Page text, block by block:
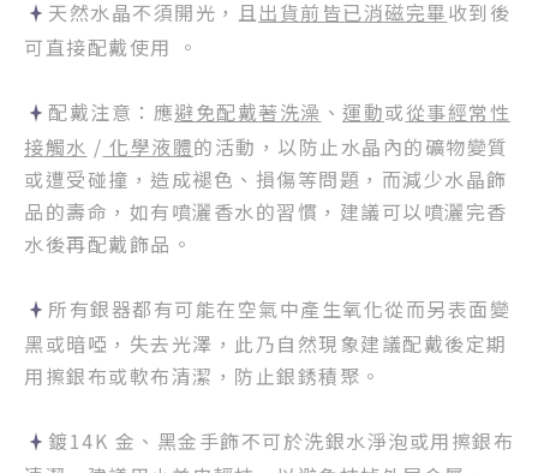
天然水晶不須開光，且出貨前皆已消磁完畢收到後
可直接配戴使用 。
配戴注意：應避免配戴著洗澡 、 運動或從事經常性
接觸水 / 化學液體的活動，以防止水晶內的礦物變質
或遭受碰撞，造成褪色、損傷等問題，而減少水晶飾
品的壽命，如有噴灑香水的習慣，建議可以噴灑完香
水後再配戴飾品。
所有銀器都有可能在空氣中產生氧化從而另表面變
黑或暗啞，失去光澤，此乃自然現象建議配戴後定期
用擦銀布或軟布清潔，防止銀銹積聚。
鍍14K 金、黑金手飾不可於洗銀水淨泡或用擦銀布